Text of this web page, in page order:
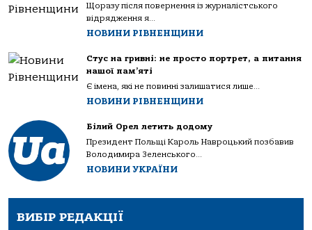
Щоразу після повернення із журналістського
відрядження я...
НОВИНИ РІВНЕНЩИНИ
Стус на гривні: не просто портрет, а питання
нашої пам’яті
Є імена, які не повинні залишатися лише...
НОВИНИ РІВНЕНЩИНИ
Білий Орел летить додому
Президент Польщі Кароль Навроцький позбавив
Володимира Зеленського...
НОВИНИ УКРАЇНИ
ВИБІР РЕДАКЦІЇ